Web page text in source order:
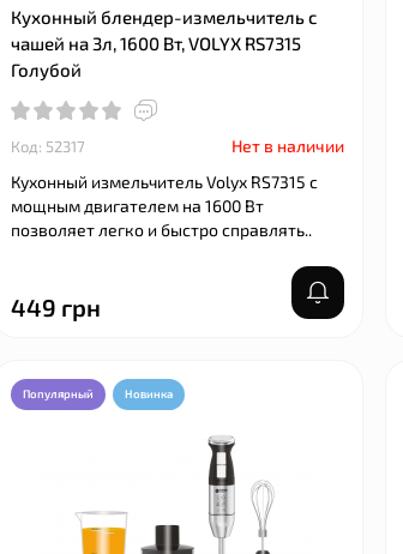
Кухонный блендер-измельчитель с
чашей на 3л, 1600 Вт, VOLYX RS7315
Голубой
Код: 52317
Нет в наличии
Кухонный измельчитель Volyx RS7315 с
мощным двигателем на 1600 Вт
позволяет легко и быстро справлять..
449 грн
Популярный Новинка